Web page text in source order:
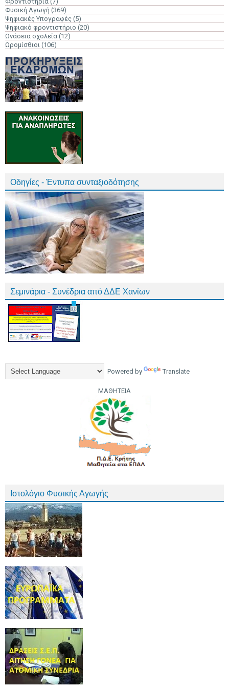
Φυσική Αγωγή (369)
Ψηφιακές Υπογραφές (5)
Ψηφιακό φροντιστήριο (20)
Ωνάσεια σχολεία (12)
Ωρομίσθιοι (106)
Οδηγίες - Έντυπα συνταξιοδότησης
Σεμινάρια - Συνέδρια από ΔΔΕ Χανίων
Powered by Translate
ΜΑΘΗΤΕΙΑ
Ιστολόγιο Φυσικής Αγωγής